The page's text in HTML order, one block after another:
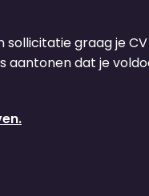
graag je
dat je